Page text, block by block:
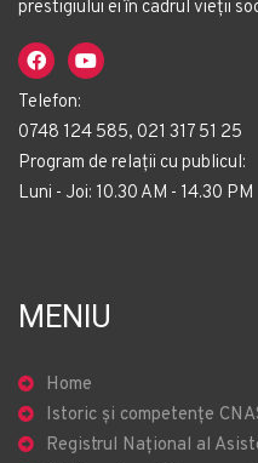
prestigiului ei în cadrul vieții
Telefon:
0748 124 585, 021 317 51 25
Program de relații cu publicul:
Luni - Joi: 10.30 AM - 14.30 PM
MENIU
Home
Istoric și competențe
Registrul Național al